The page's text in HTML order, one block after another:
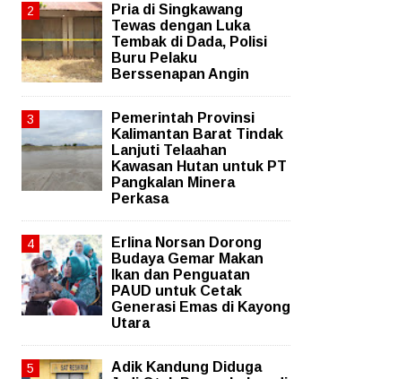
Pria di Singkawang
Tewas dengan Luka
Tembak di Dada, Polisi
Buru Pelaku
Berssenapan Angin
Pemerintah Provinsi
Kalimantan Barat Tindak
Lanjuti Telaahan
Kawasan Hutan untuk PT
Pangkalan Minera
Perkasa
Erlina Norsan Dorong
Budaya Gemar Makan
Ikan dan Penguatan
PAUD untuk Cetak
Generasi Emas di Kayong
Utara
Adik Kandung Diduga